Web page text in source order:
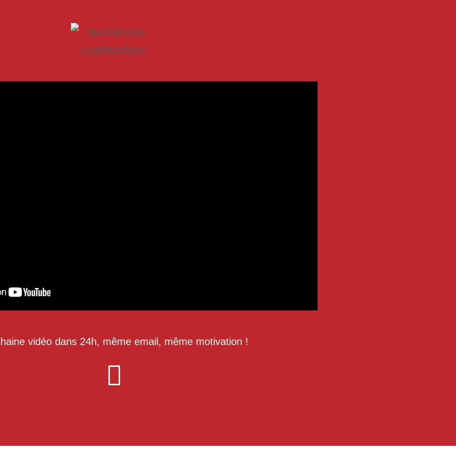
vidéo dans 24h, même email, même motivation !